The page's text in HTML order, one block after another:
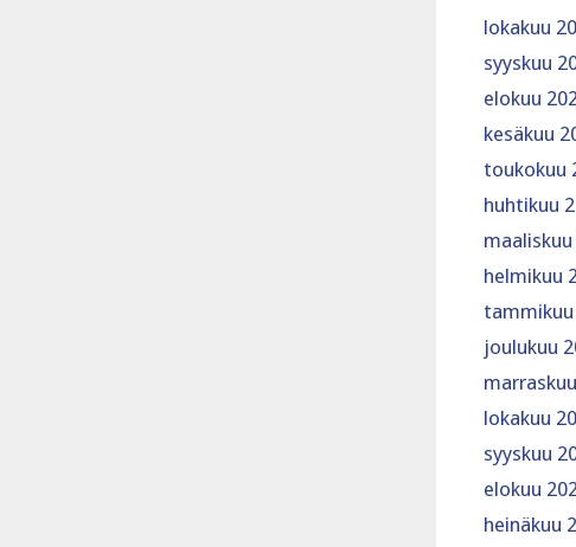
lokakuu
syyskuu
elokuu
kesäkuu
toukokuu
huhtikuu
helmikuu
tammikuu
joulukuu
lokakuu
syyskuu
elokuu
heinäkuu